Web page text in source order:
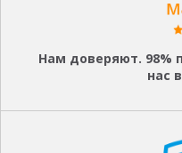
Нам доверяют. 98%
нас